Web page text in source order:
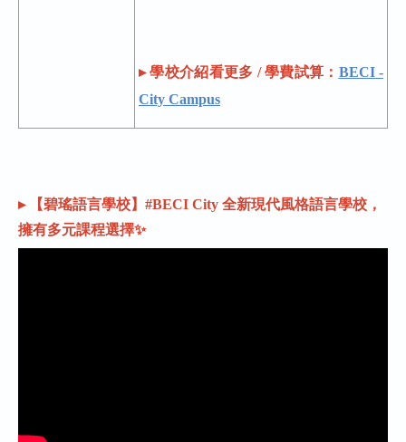
▸ 學校介紹看更多 / 學費試算： BECI -
City Campus
▸ 【碧瑤語言學校】#BECI City 全新現代風格語言學校，
擁有多元課程選擇✨